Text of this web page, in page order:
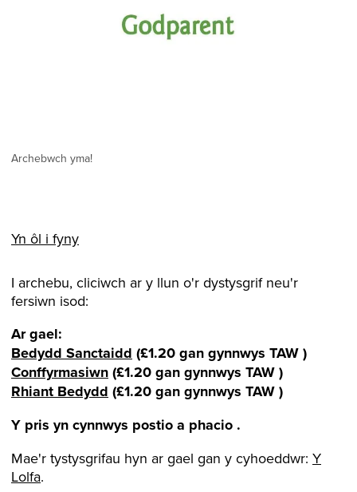
Archebwch yma!
Yn ôl i fyny
I archebu, cliciwch ar y llun o'r dystysgrif neu'r
fersiwn isod:
Ar gael:
Bedydd Sanctaidd(£1.20 gan gynnwys TAW)
Conffyrmasiwn(£1.20 gan gynnwys TAW)
Rhiant Bedydd(£1.20gan gynnwys TAW)
Y pris yn cynnwys postio a phacio .
Mae'r tystysgrifau hyn ar gael gan y cyhoeddwr: Y
Lolfa.